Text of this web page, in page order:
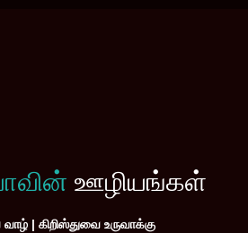
ஊழியங்கள்
வாழ் | கிறிஸ்துவை உருவாக்கு